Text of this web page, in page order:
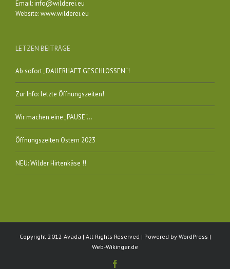
Email:info@wilderei.eu
Website:www.wilderei.eu
LETZEN BEITRÄGE
Ab sofort „DAUERHAFT GESCHLOSSEN“!
Zur Info: letzte Öffnungszeiten!
Wir machen eine „PAUSE“…
Öffnungszeiten Ostern 2023
NEU: Wilder Hirtenkäse !!
Copyright 2012 Avada | All Rights Reserved | Powered by WordPress |
Web-Wikinger.de